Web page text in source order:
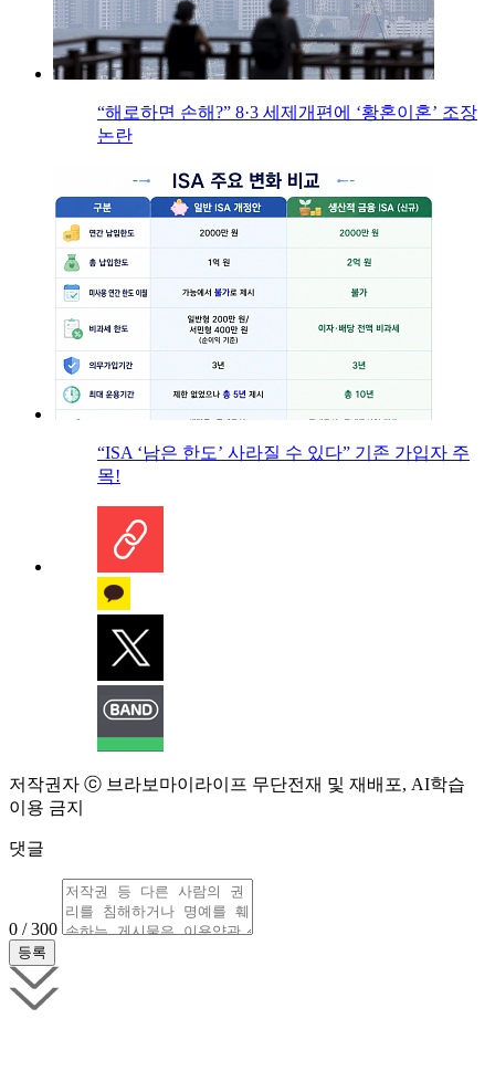
“해로하면 손해?” 8·3 세제개편에 ‘황혼이혼’ 조장
논란
“ISA ‘남은 한도’ 사라질 수 있다” 기존 가입자 주
목!
저작권자 ⓒ 브라보마이라이프 무단전재 및 재배포, AI학습
이용 금지
댓글
0 / 300